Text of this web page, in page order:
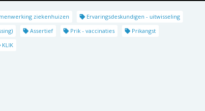
ziekenhuizen
Ervaringsdeskundigen - uitwisseling
Assertief Prik - vaccinaties
Prikangst
KLIK